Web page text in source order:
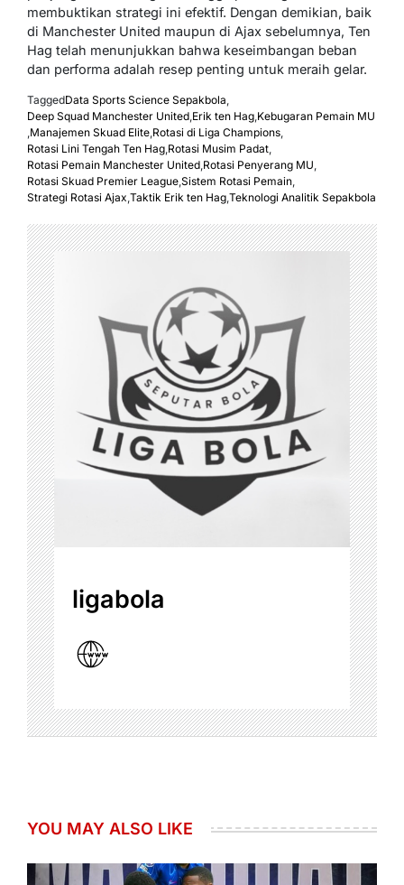
membuktikan strategi ini efektif. Dengan demikian, baik
di Manchester United maupun di Ajax sebelumnya, Ten
Hag telah menunjukkan bahwa keseimbangan beban
dan performa adalah resep penting untuk meraih gelar.
TaggedData Sports Science Sepakbola
Deep Squad Manchester United Erik ten Hag Kebugaran Pemain MU
Manajemen Skuad Elite Rotasi di Liga Champions
Rotasi Lini Tengah Ten Hag Rotasi Musim Padat
Rotasi Pemain Manchester United Rotasi Penyerang MU
Rotasi Skuad Premier League Sistem Rotasi Pemain
Strategi Rotasi Ajax Taktik Erik ten Hag Teknologi Analitik Sepakbola
ligabola
YOU MAY ALSO LIKE